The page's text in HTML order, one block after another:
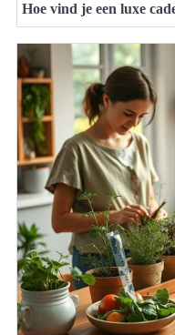
Hoe vind je een luxe